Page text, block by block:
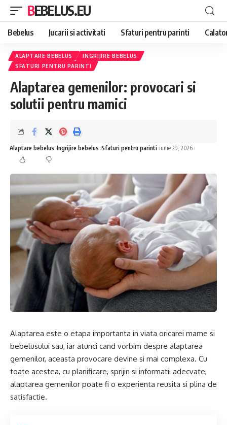
BEBELUS.EU
Bebelus Jucarii si activitati Sfaturi pentru parinti
ALAPTARE BEBELUS
INGRIJIRE BEBELUS
SFATURI PENTRU PARINTI
Alaptarea gemenilor: provocari si
solutii pentru mamici
Alaptare bebelus Ingrijire bebelus Sfaturi pentru parinti iunie 29, 2026
Alaptarea este o etapa importanta in viata oricarei mame si
bebelusului sau, iar atunci cand vorbim despre alaptarea
gemenilor, aceasta provocare devine si mai complexa. Cu
toate acestea, cu planificare, sprijin si informatii adecvate,
alaptarea gemenilor poate fi o experienta reusita si plina de
satisfactie.